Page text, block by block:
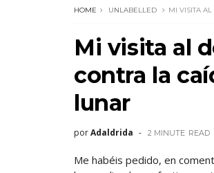
HOME UNLABELLED MI VISITA
Mi visita al
contra la
lunar
porAdaldrida 2 MINUTE READ
Me habéis pedido, en